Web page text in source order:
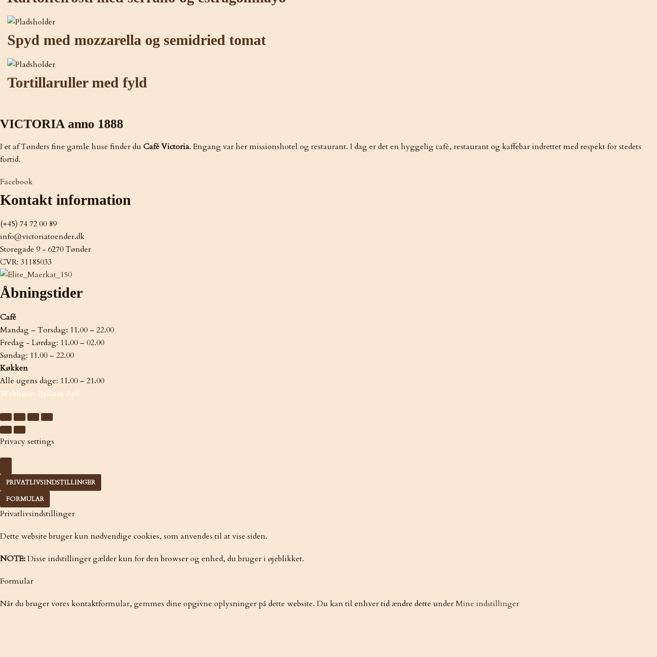
Spyd med mozzarella og semidried tomat
Tortillaruller med fyld
VICTORIA anno 1888
I et af Tønders fine gamle huse finder du Café Victoria. Engang var her missionshotel og restaurant. I dag er det en hyggelig café, restaurant og kaffebar indrettet med respekt for stedets
fortid.
Facebook
Kontakt information
(+45) 74 72 00 89
info@victoriatoender.dk
Storegade 9 - 6270 Tønder
CVR: 31185033
Åbningstider
Café
Mandag – Torsdag: 11.00 – 22.00 ​
Fredag - Lørdag: 11.00 – 02.00 ​
Søndag: 11.00 – 22.00 ​
Køkken
Alle ugens dage: 11.00 – 21.00
Webhuset Ballum ApS
Privacy settings
PRIVATLIVSINDSTILLINGER
FORMULAR
Privatlivsindstillinger
Dette website bruger kun nødvendige cookies, som anvendes til at vise siden.
NOTE:Disse indstillinger gælder kun for den browser og enhed, du bruger i øjeblikket.
Formular
Når du bruger vores kontaktformular, gemmes dine opgivne oplysninger på dette website. Du kan til enhver tid ændre dette underMine indstillinger